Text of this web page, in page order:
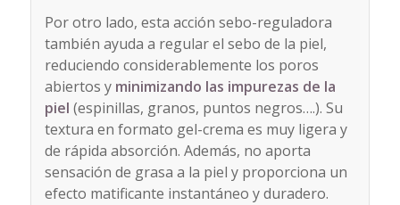
Por otro lado, esta acción sebo-reguladora
también ayuda a regular el sebo de la piel,
reduciendo considerablemente los poros
abiertos y minimizando las impurezas de la
piel (espinillas, granos, puntos negros….). Su
textura en formato gel-crema es muy ligera y
de rápida absorción. Además, no aporta
sensación de grasa a la piel y proporciona un
efecto matificante instantáneo y duradero.